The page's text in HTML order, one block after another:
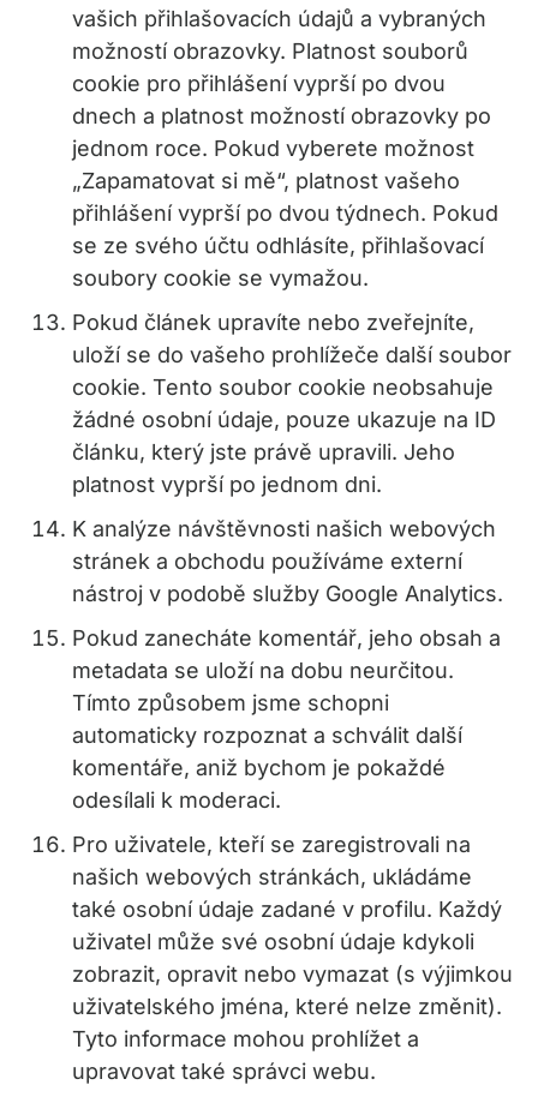
vašich přihlašovacích údajů a vybraných
možností obrazovky. Platnost souborů
cookie pro přihlášení vyprší po dvou
dnech a platnost možností obrazovky po
jednom roce. Pokud vyberete možnost
„Zapamatovat si mě“, platnost vašeho
přihlášení vyprší po dvou týdnech. Pokud
se ze svého účtu odhlásíte, přihlašovací
soubory cookie se vymažou.
Pokud článek upravíte nebo zveřejníte,
uloží se do vašeho prohlížeče další soubor
cookie. Tento soubor cookie neobsahuje
žádné osobní údaje, pouze ukazuje na ID
článku, který jste právě upravili. Jeho
platnost vyprší po jednom dni.
K analýze návštěvnosti našich webových
stránek a obchodu používáme externí
nástroj v podobě služby Google Analytics.
Pokud zanecháte komentář, jeho obsah a
metadata se uloží na dobu neurčitou.
Tímto způsobem jsme schopni
automaticky rozpoznat a schválit další
komentáře, aniž bychom je pokaždé
odesílali k moderaci.
Pro uživatele, kteří se zaregistrovali na
našich webových stránkách, ukládáme
také osobní údaje zadané v profilu. Každý
uživatel může své osobní údaje kdykoli
zobrazit, opravit nebo vymazat (s výjimkou
uživatelského jména, které nelze změnit).
Tyto informace mohou prohlížet a
upravovat také správci webu.